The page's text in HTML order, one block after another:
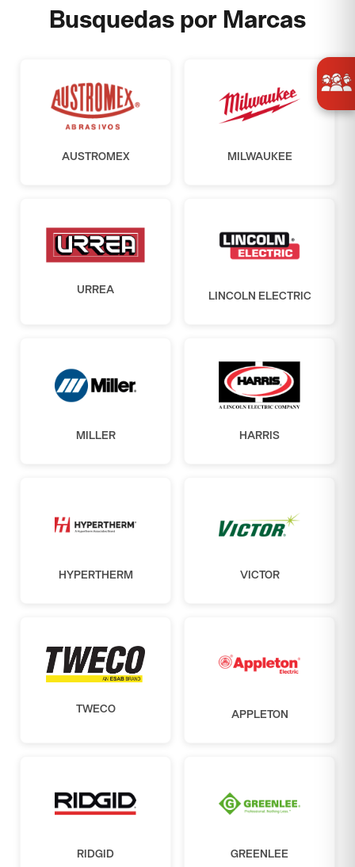
Busquedas por Marcas
AUSTROMEX MILWAUKEE
URREA LINCOLN ELECTRIC
MILLER HARRIS
HYPERTHERM VICTOR
TWECO APPLETON
RIDGID GREENLEE